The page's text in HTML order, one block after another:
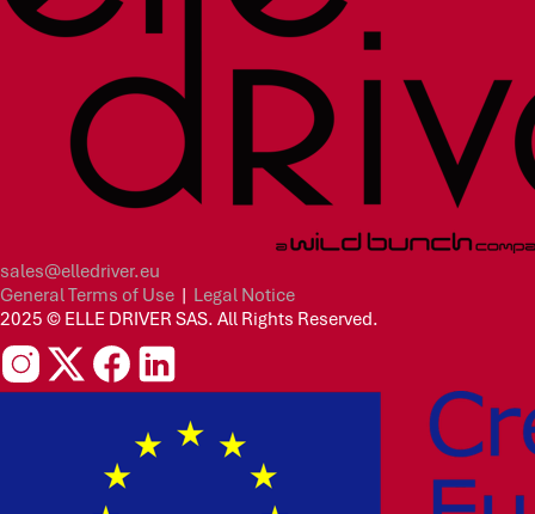
sales@elledriver.eu
General Terms of Use | Legal Notice
2025 © ELLE DRIVER SAS. All Rights Reserved.